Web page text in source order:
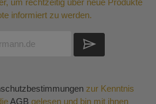
um rechtzeitig über neue Produkte
informiert zu werden.
zur Kenntnis
AGB gelesen und bin mit ihnen